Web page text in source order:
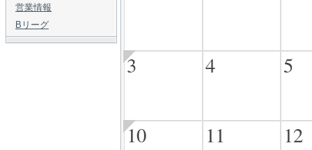
営業情報
Bリーグ
3 4 5
10 11 12